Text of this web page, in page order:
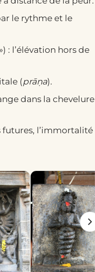
le rythme et le
: l’élévation hors de
(prāṇa).
dans la chevelure
futures, l’immortalité